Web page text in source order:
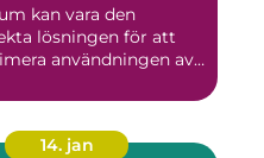
kan vara den
lösningen för att
användningen av
14. jan